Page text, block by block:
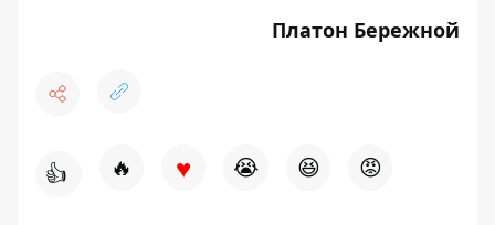
Платон Бережной
👍 🔥 ♥ 😭 😆 😡